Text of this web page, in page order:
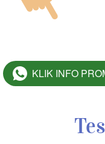
` KLIK INFO